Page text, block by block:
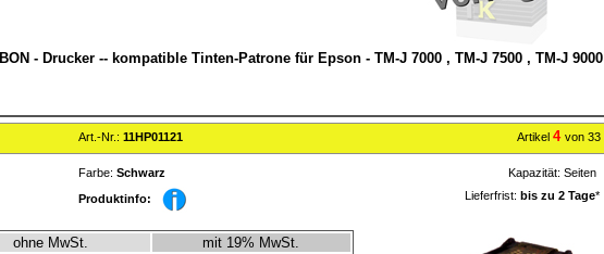
BON - Drucker -- kompatible Tinten-Patrone für Epson - TM-J 7000 , TM-J 7500 , TM-J 9000
Art.-Nr.: 11HP01121 Artikel 4 von 33
Farbe: Schwarz Kapazität: Seiten
Produktinfo: Lieferfrist: bis zu 2 Tage*
ohne MwSt. mit 19% MwSt.